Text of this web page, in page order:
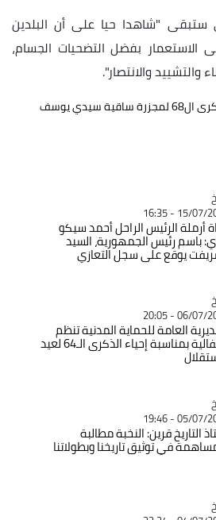
"شاهدا حيا على أن البلدين
الاستعمار بفضل التضحيات الجسام،
والانتصار".
يوسف
15/07/
أرملة الرئيس الراحل أحمد سيكو
باسم رئيس الجمهورية، السيد
يوقع على سجل التعازي
06/07/
العامة للحماية المدنية تنظم
احتفالية بمناسبة إحياء الذكرى الـ64 لعيد
05/07/
التاريخ قرين: النخبة مطالبة
في توثيق تاريخنا وبطولاتنا